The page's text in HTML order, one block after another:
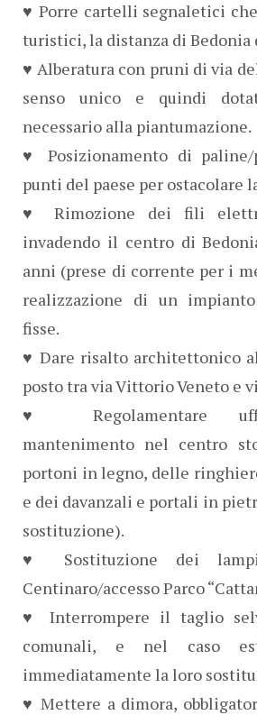
♥ Porre cartelli segnaletici
turistici, la distanza di Bedonia
♥ Alberatura con pruni di via
senso unico e quindi
necessario alla piantumazione.
♥ Posizionamento di
punti del paese per ostacolare
♥ Rimozione dei fili
invadendo il centro di
anni (prese di corrente per i
realizzazione di un
fisse.
♥ Dare risalto architettonico
posto tra via Vittorio Veneto e
♥ Regolamentare
mantenimento nel centro
portoni in legno, delle
e dei davanzali e portali in
sostituzione).
♥ Sostituzione dei
Centinaro/accesso Parco
♥ Interrompere il taglio
comunali, e nel caso
immediatamente la loro
♥ Mettere a dimora,